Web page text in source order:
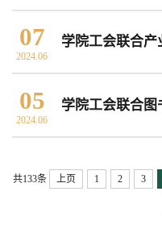
07
2024.06
05
2024.06
共133条 上页 1 2 3